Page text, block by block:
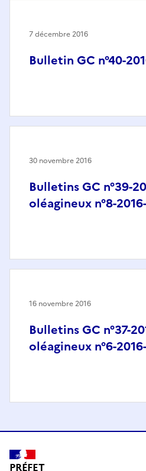
Bulletin GC n°40-
7 décembre 2016
Bulletins GC n°39-
oléagineux n°8-
30 novembre 2016
Bulletins GC n°37-
oléagineux n°6-
16 novembre 2016
PRÉFET